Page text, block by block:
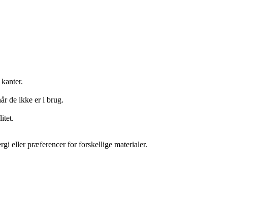
de ikke er i brug.
eller præferencer for forskellige materialer.